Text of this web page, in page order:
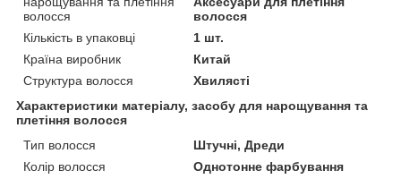
волосся
волосся
Кількість в упаковці
1 шт.
Країна виробник
Китай
Структура волосся
Хвилясті
Характеристики матеріалу, засобу для нарощування та
плетіння волосся
Тип волосся
Штучні, Дреди
Колір волосся
Однотонне фарбування